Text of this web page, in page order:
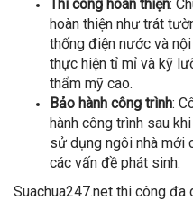
Thi công hoàn thiện:
hoàn thiện như trát
thống điện nước và
thực hiện tỉ mỉ và kỹ
thẩm mỹ cao.
Bảo hành công trình:
hành công trình sau
sử dụng ngôi nhà mới
các vấn đề phát sinh.
Suachua247.net thi công đa